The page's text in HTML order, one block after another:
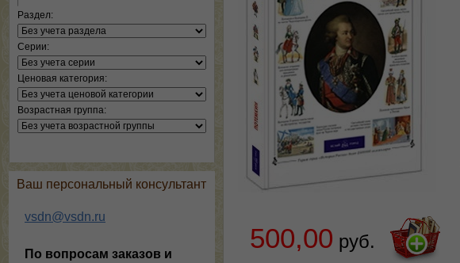
Раздел:
Серии:
Ценовая категория:
Возрастная группа:
Ваш персональный консультант
vsdn@vsdn.ru
По вопросам заказов и
500,00 руб.